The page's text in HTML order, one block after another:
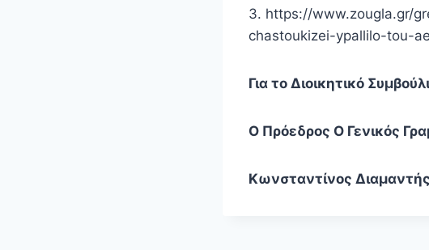
3. https://www.zougla.gr/
chastoukizei-ypallilo-tou-
Για το Διοικητικό
Ο Πρόεδρος Ο Γενικός
Κωνσταντίνος